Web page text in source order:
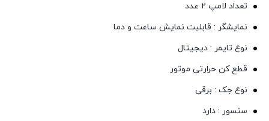
تعداد لامپ 2 عدد
نمایشگر : قابلیت نمایش ساعت و دما
نوع تایمر : دیجیتال
قطع کن حرارتی موتور
نوع جک : برقی
سنسور : دارد